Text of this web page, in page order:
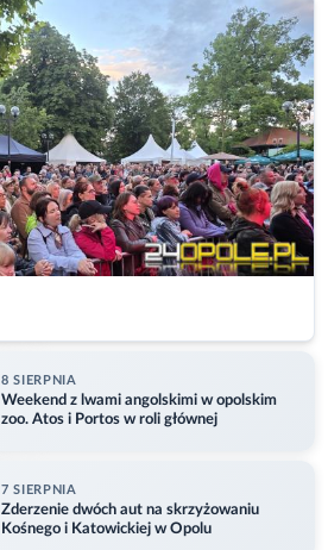
8 SIERPNIA
Weekend z lwami angolskimi w opolskim
zoo. Atos i Portos w roli głównej
7 SIERPNIA
Zderzenie dwóch aut na skrzyżowaniu
Kośnego i Katowickiej w Opolu